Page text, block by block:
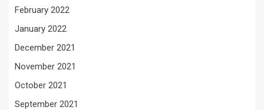
February 2022
January 2022
December 2021
November 2021
October 2021
September 2021